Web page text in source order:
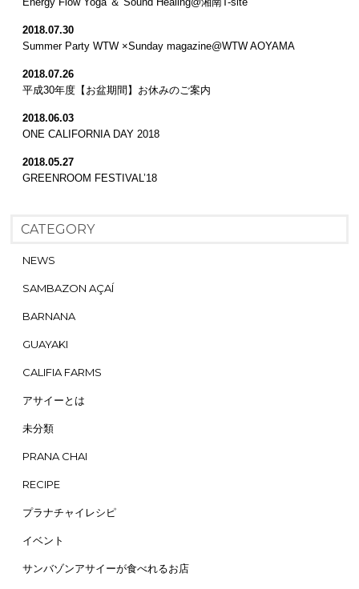
2018.07.30
Summer Party WTW ×Sunday magazine@WTW AOYAMA
2018.07.26
平成30年度【お盆期間】お休みのご案内
2018.06.03
ONE CALIFORNIA DAY 2018
2018.05.27
GREENROOM FESTIVAL’18
CATEGORY
NEWS
SAMBAZON AÇAÍ
BARNANA
GUAYAKI
CALIFIA FARMS
アサイーとは
未分類
PRANA CHAI
RECIPE
プラナチャイレシピ
イベント
サンバゾンアサイーが食べれるお店